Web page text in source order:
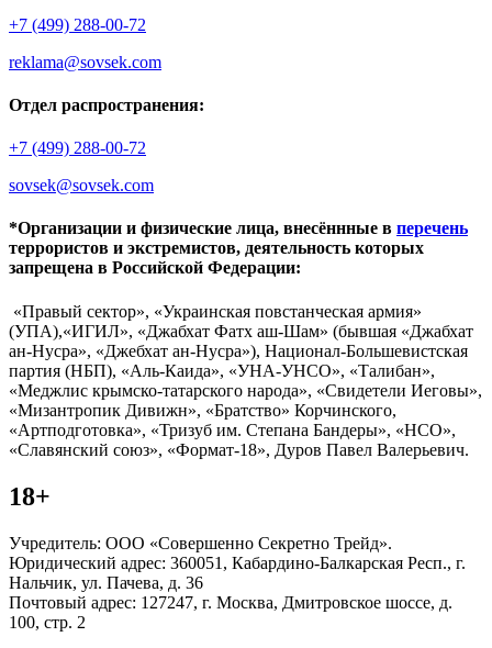
+7 (499) 288-00-72
reklama@sovsek.com
Отдел распространения:
+7 (499) 288-00-72
sovsek@sovsek.com
*Организации и физические лица, внесённные в перечень
террористов и экстремистов, деятельность которых
запрещена в Российской Федерации:
«Правый сектор», «Украинская повстанческая армия»
(УПА),«ИГИЛ», «Джабхат Фатх аш-Шам» (бывшая «Джабхат
ан-Нусра», «Джебхат ан-Нусра»), Национал-Большевистская
партия (НБП), «Аль-Каида», «УНА-УНСО», «Талибан»,
«Меджлис крымско-татарского народа», «Свидетели Иеговы»,
«Мизантропик Дивижн», «Братство» Корчинского,
«Артподготовка», «Тризуб им. Степана Бандеры», «НСО»,
«Славянский союз», «Формат-18», Дуров Павел Валерьевич.
18+
Учредитель: ООО «Совершенно Секретно Трейд».
Юридический адрес: 360051, Кабардино-Балкарская Респ., г.
Нальчик, ул. Пачева, д. 36
Почтовый адрес: 127247, г. Москва, Дмитровское шоссе, д.
100, стр. 2